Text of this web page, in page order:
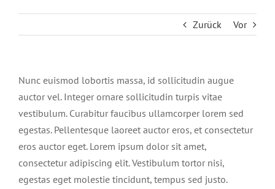
Zurück Vor
Nunc euismod lobortis massa, id sollicitudin augue
auctor vel. Integer ornare sollicitudin turpis vitae
vestibulum. Curabitur faucibus ullamcorper lorem sed
egestas. Pellentesque laoreet auctor eros, et consectetur
eros auctor eget. Lorem ipsum dolor sit amet,
consectetur adipiscing elit. Vestibulum tortor nisi,
egestas eget molestie tincidunt, tempus sed justo.